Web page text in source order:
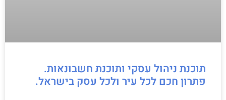
תוכנת ניהול עסקי ותוכנת חשבונאות.
פתרון חכם לכל עיר ולכל עסק בישראל.